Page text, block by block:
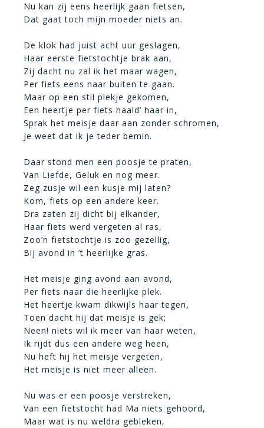
Nu kan zij eens heerlijk gaan fietsen,
Dat gaat toch mijn moeder niets an.
De klok had juist acht uur geslagen,
Haar eerste fietstochtje brak aan,
Zij dacht nu zal ik het maar wagen,
Per fiets eens naar buiten te gaan.
Maar op een stil plekje gekomen,
Een heertje per fiets haald’ haar in,
Sprak het meisje daar aan zonder schromen,
Je weet dat ik je teder bemin.
Daar stond men een poosje te praten,
Van Liefde, Geluk en nog meer.
Zeg zusje wil een kusje mij laten?
Kom, fiets op een andere keer.
Dra zaten zij dicht bij elkander,
Haar fiets werd vergeten al ras,
Zoo’n fietstochtje is zoo gezellig,
Bij avond in ’t heerlijke gras.
Het meisje ging avond aan avond,
Per fiets naar die heerlijke plek.
Het heertje kwam dikwijls haar tegen,
Toen dacht hij dat meisje is gek;
Neen! niets wil ik meer van haar weten,
Ik rijdt dus een andere weg heen,
Nu heft hij het meisje vergeten,
Het meisje is niet meer alleen.
Nu was er een poosje verstreken,
Van een fietstocht had Ma niets gehoord,
Maar wat is nu weldra gebleken,